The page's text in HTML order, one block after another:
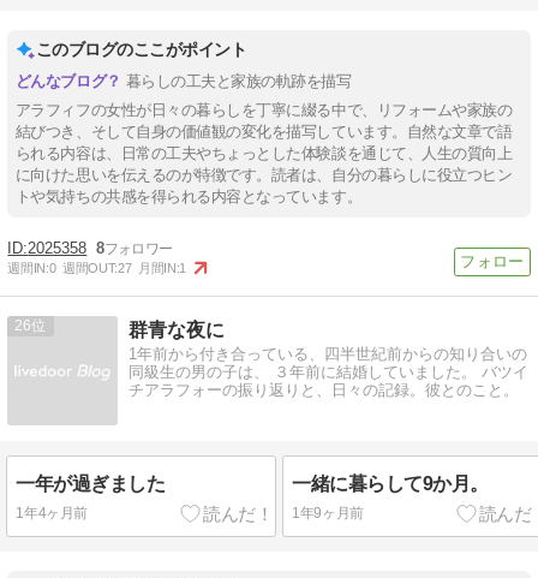
このブログのここがポイント
暮らしの工夫と家族の軌跡を描写
アラフィフの女性が日々の暮らしを丁寧に綴る中で、リフォームや家族の
結びつき、そして自身の価値観の変化を描写しています。自然な文章で語
られる内容は、日常の工夫やちょっとした体験談を通じて、人生の質向上
に向けた思いを伝えるのが特徴です。読者は、自分の暮らしに役立つヒン
トや気持ちの共感を得られる内容となっています。
2025358 8
週間IN:0 週間OUT:27 月間IN:1
26 群青な夜に
1年前から付き合っている、四半世紀前からの知り合いの
同級生の男の子は、 ３年前に結婚していました。 バツイ
チアラフォーの振り返りと、日々の記録。彼とのこと。
一年が過ぎました
1年4ヶ月前
一緒に暮らして9か月。
1年9ヶ月前